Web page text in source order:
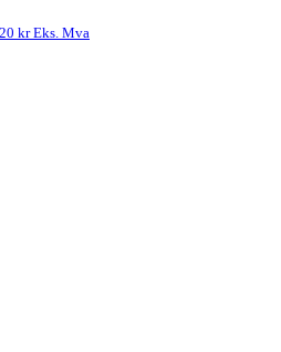
krEks. Mva